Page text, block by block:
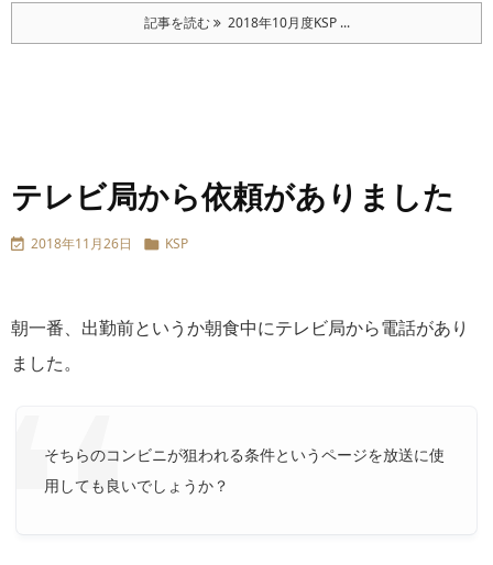
記事を読む 2018年10月度KSP ...
テレビ局から依頼がありました
 2018年11月26日  KSP
朝一番、出勤前というか朝食中にテレビ局から電話があり
ました。
そちらのコンビニが狙われる条件というページを放送に使
用しても良いでしょうか？